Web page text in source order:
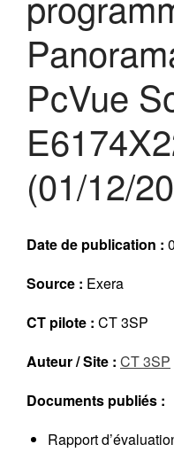
PcVue
(01/12/
Date de publication :
Source : Exera
CT pilote : CT 3SP
Auteur / Site : CT 3SP
Documents publiés :
Rapport